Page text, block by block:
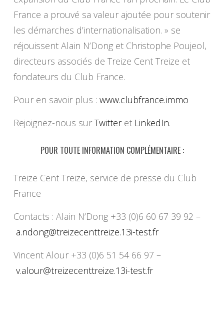
France a prouvé sa valeur ajoutée pour soutenir
les démarches d’internationalisation. » se
réjouissent Alain N’Dong et Christophe Poujeol,
directeurs associés de Treize Cent Treize et
fondateurs du Club France.
Pour en savoir plus : www.clubfrance.immo
Rejoignez-nous sur Twitteret LinkedIn.
POUR TOUTE INFORMATION COMPLÉMENTAIRE :
Treize Cent Treize, service de presse du Club
France
Contacts : Alain N’Dong +33 (0)6 60 67 39 92 –
a.ndong@treizecenttreize.13i-test.fr
Vincent Alour +33 (0)6 51 54 66 97 –
v.alour@treizecenttreize.13i-test.fr